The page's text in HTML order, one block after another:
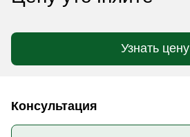
Узнать цену
Консультация